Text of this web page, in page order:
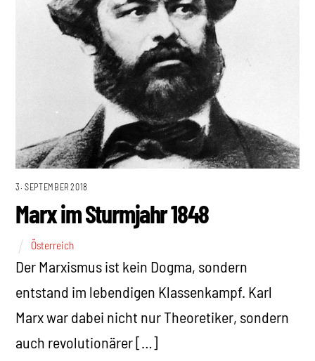
3. SEPTEMBER 2018
Marx im Sturmjahr 1848
Österreich
Der Marxismus ist kein Dogma, sondern
entstand im lebendigen Klassenkampf. Karl
Marx war dabei nicht nur Theoretiker, sondern
auch revolutionärer […]